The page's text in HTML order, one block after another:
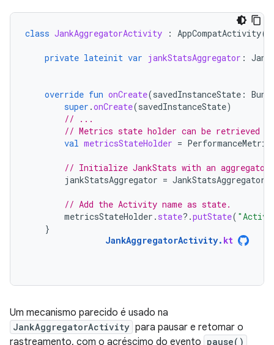
class JankAggregatorActivity : AppCompatActivity()
private lateinit var jankStatsAggregator :
override fun onCreate(savedInstanceState :
super .onCreate(savedInstanceState)
// ...
// Metrics state holder can be retrieved
val metricsStateHolder =
// Initialize JankStats with an aggregator
jankStatsAggregator = JankStatsAggregator
// Add the Activity name as state.
metricsStateHolder . state?.putState(
}
JankAggregatorActivity. kt
Um mecanismo parecido é usado na
JankAggregatorActivity para pausar e retomar o
rastreamento, com o acréscimo do evento pause()